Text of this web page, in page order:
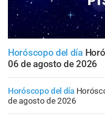
Horóscopo del día
06 de agosto de 2026
Horóscopo del día
de agosto de 2026